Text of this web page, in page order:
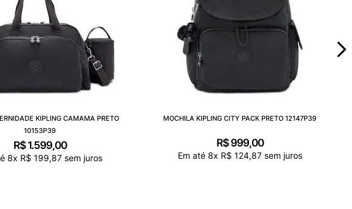
KIPLING CAMAMA PRETO
10153P39
R$ 1.599,00
8x R$ 199,87 sem juros
MOCHILA KIPLING CITY PACK PRETO 12147P39
R$ 999,00
Em até 8x R$ 124,87sem juros